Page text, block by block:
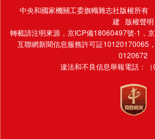
中央和國家機關工委旗幟雜志社版權所
建 版權聲明
轉載請注明來源，京ICP備18060497號-1 ，
互聯網新聞信息服務許可証10120170065
0120672
違法和不良信息舉報電話：